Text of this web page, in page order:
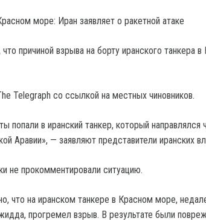
причиной взрыва на борту иранского танкера
Telegraph со ссылкой на местных чиновников.
попали в иранский танкер, который
Аравии», — заявляют представители иранских
не прокомментировали ситуацию.
что на иранском танкере в Красном море,
прогремел взрыв. В результате были